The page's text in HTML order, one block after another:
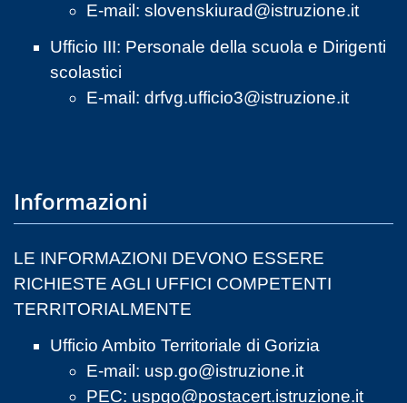
E-mail: slovenskiurad@istruzione.it
Ufficio III: Personale della scuola e Dirigenti
scolastici
E-mail: drfvg.ufficio3@istruzione.it
Informazioni
LE INFORMAZIONI DEVONO ESSERE
RICHIESTE AGLI UFFICI COMPETENTI
TERRITORIALMENTE
Ufficio Ambito Territoriale di Gorizia
E-mail: usp.go@istruzione.it
PEC: uspgo@postacert.istruzione.it